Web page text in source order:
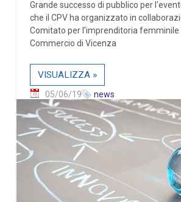
Grande successo di pubblico per
che il CPV ha organizzato in
Comitato per l’imprenditoria femminile
Commercio di Vicenza
VISUALIZZA »
05/06/19 news